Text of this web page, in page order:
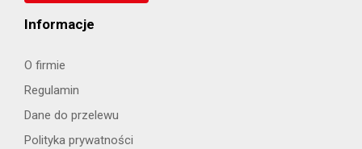
Informacje
O firmie
Regulamin
Dane do przelewu
Polityka prywatności